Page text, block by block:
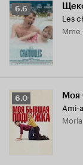
Рейтинг
Кинопоиска
6.6
6.6
Les
Рейтинг
Кинопоиска
6.0
6.0 Моя
Ami-